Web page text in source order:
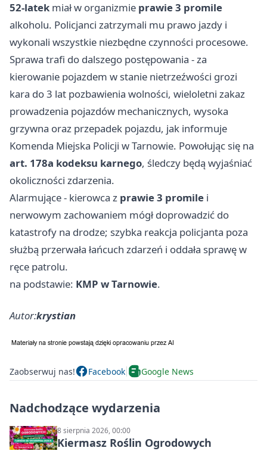
52-latek miał w organizmie prawie 3 promile
alkoholu. Policjanci zatrzymali mu prawo jazdy i
wykonali wszystkie niezbędne czynności procesowe.
Sprawa trafi do dalszego postępowania - za
kierowanie pojazdem w stanie nietrzeźwości grozi
kara do 3 lat pozbawienia wolności, wieloletni zakaz
prowadzenia pojazdów mechanicznych, wysoka
grzywna oraz przepadek pojazdu, jak informuje
Komenda Miejska Policji w Tarnowie. Powołując się na
art. 178a kodeksu karnego, śledczy będą wyjaśniać
okoliczności zdarzenia.
Alarmujące - kierowca z prawie 3 promile i
nerwowym zachowaniem mógł doprowadzić do
katastrofy na drodze; szybka reakcja policjanta poza
służbą przerwała łańcuch zdarzeń i oddała sprawę w
ręce patrolu.
na podstawie: KMP w Tarnowie.
Autor:krystian
Zaobserwuj nas! Facebook Google News
Nadchodzące wydarzenia
8 sierpnia 2026, 00:00
Kiermasz Roślin Ogrodowych